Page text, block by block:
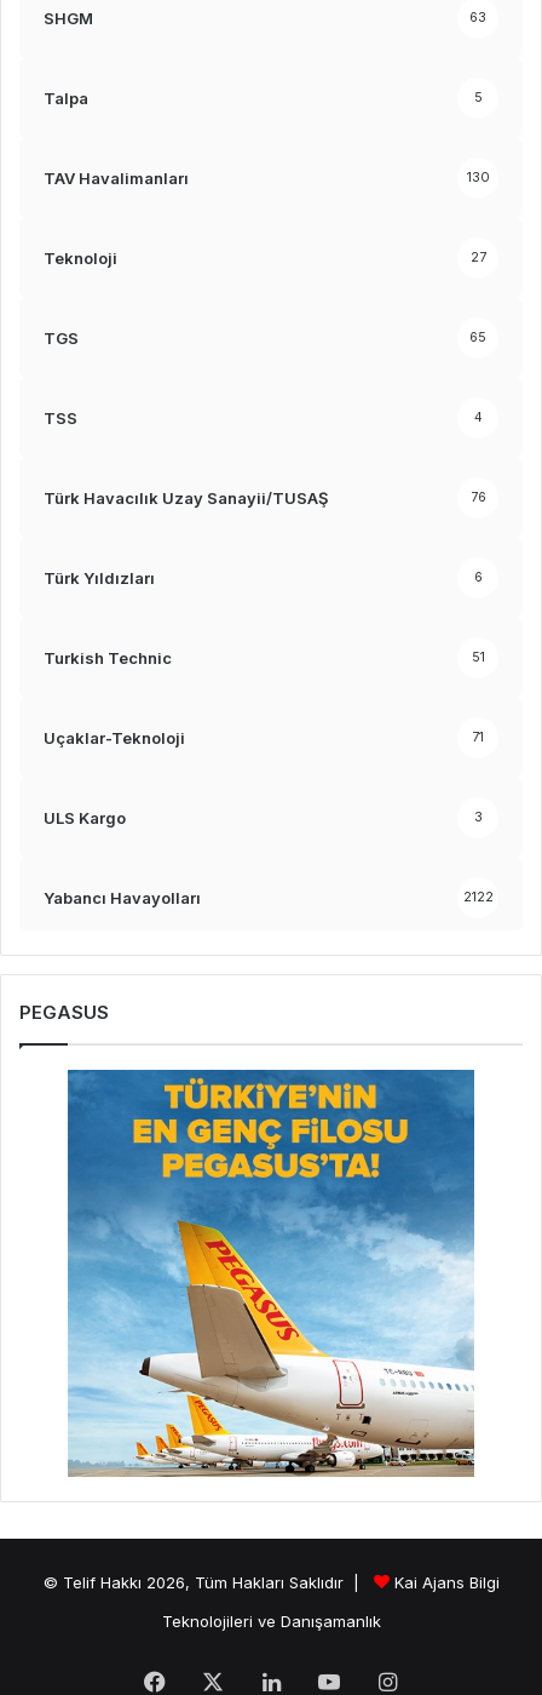
SHGM 63
Talpa 5
TAV Havalimanları 130
Teknoloji 27
TGS 65
TSS 4
Türk Havacılık Uzay Sanayii/TUSAŞ 76
Türk Yıldızları 6
Turkish Technic 51
Uçaklar-Teknoloji 71
ULS Kargo 3
Yabancı Havayolları 2122
PEGASUS
© Telif Hakkı 2026, Tüm Hakları Saklıdır |
Kai Ajans Bilgi
Teknolojileri ve Danışamanlık
Facebook LinkedInYouTubeInstagram